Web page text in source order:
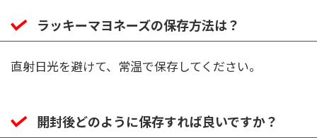
ラッキーマヨネーズの保存方法は？
直射日光を避けて、常温で保存してください。
開封後どのように保存すれば良いですか？